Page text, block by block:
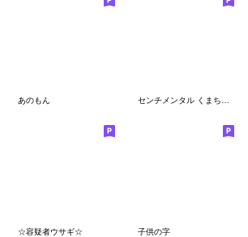
あのもん センチメンタル くまちゃん♡ラブ
☆容疑者ウサギ☆ 子供の字